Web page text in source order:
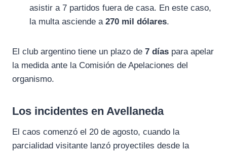
asistir a 7 partidos fuera de casa. En este caso,
la multa asciende a 270 mil dólares.
El club argentino tiene un plazo de 7 días para apelar
la medida ante la Comisión de Apelaciones del
organismo.
Los incidentes en Avellaneda
El caos comenzó el 20 de agosto, cuando la
parcialidad visitante lanzó proyectiles desde la